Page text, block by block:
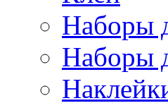
Наборы
Наборы